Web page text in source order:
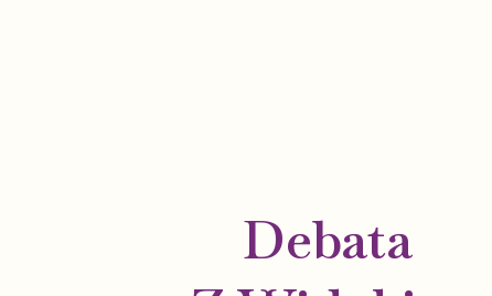
Debata